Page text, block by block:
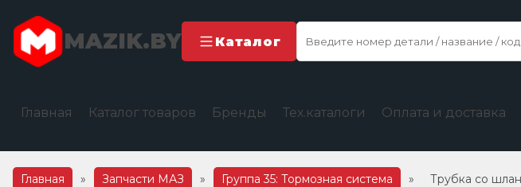
MAZIK.BY Каталог
Главная Каталог товаров Бренды Тех.каталоги Оплата и доставка
Главная » Запчасти МАЗ » Группа 35: Тормозная система » Трубка со